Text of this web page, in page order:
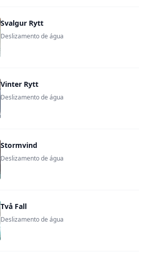
Svalgur Rytt
Deslizamento de água
Vinter Rytt
Deslizamento de água
Stormvind
Deslizamento de água
Två Fall
Deslizamento de água